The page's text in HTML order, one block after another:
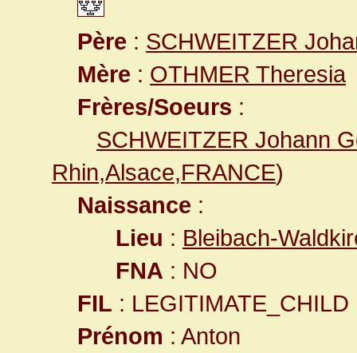
Père : SCHWEITZER
Mère : OTHMER Theresia
Frères/Soeurs :
SCHWEITZER Johann
Rhin,Alsace,FRANCE)
Naissance :
Lieu : Bleibach-
FNA : NO
FIL : LEGITIMATE_CHILD
Prénom : Anton